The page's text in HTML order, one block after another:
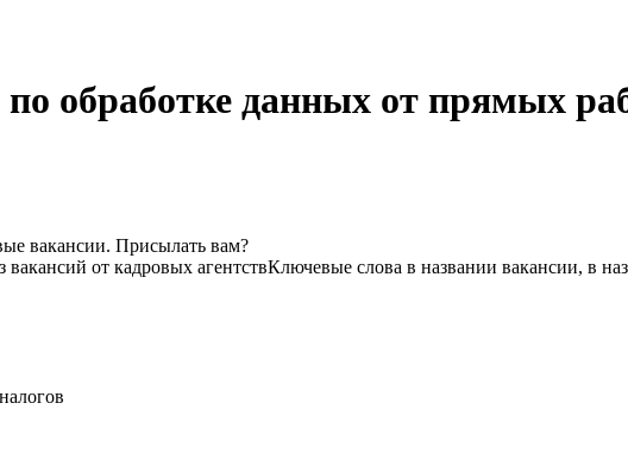
обработке данных от прямых
вакансии. Присылать вам?
вакансий от кадровых агентствКлючевые слова в названии вакансии, в